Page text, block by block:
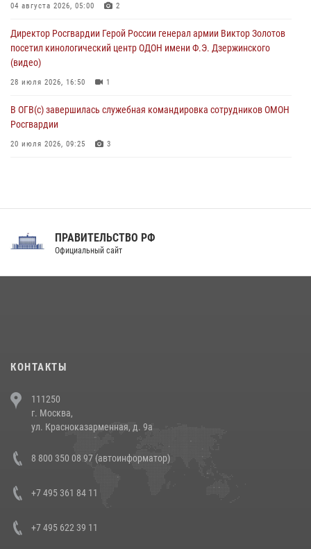
В Ставрополе офицеры Росгвардии стали участниками пресс-
07 августа 2026, 11:00
04 августа 2026, 05:00 2
Директор Росгвардии Герой России генерал армии Виктор Золотов
посетил кинологический центр ОДОН имени Ф.Э. Дзержинского
(видео)
28 июля 2026, 16:50 1
В ОГВ(с) завершилась служебная командировка сотрудников ОМОН
Росгвардии
20 июля 2026, 09:25 3
Праздник «Один день с Росгвардией» к 105-летию Центрального
напавших на бригаду скорой помощи (видео)
14 июля 2026, 12:20
В Росгвардии прошла военно-научная конференция по обобщению
боевого опыта
ПРАВИТЕЛЬСТВО РФ
Официальный сайт
КОНТАКТЫ
111250
г. Москва,
ул. Красноказарменная, д. 9а
8 800 350 08 97 (автоинформатор)
+7 495 361 84 11
+7 495 622 39 11